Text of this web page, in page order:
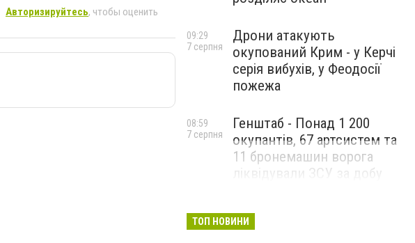
Авторизируйтесь, чтобы оценить
Дрони атакують
окупований Крим - у Керчі
серія вибухів, у Феодосії
пожежа
09:29
7 серпня
Генштаб - Понад 1 200
окупантів, 67 артсистем та
11 бронемашин ворога
ліквідували ЗСУ за добу
08:59
7 серпня
ТОП НОВИНИ